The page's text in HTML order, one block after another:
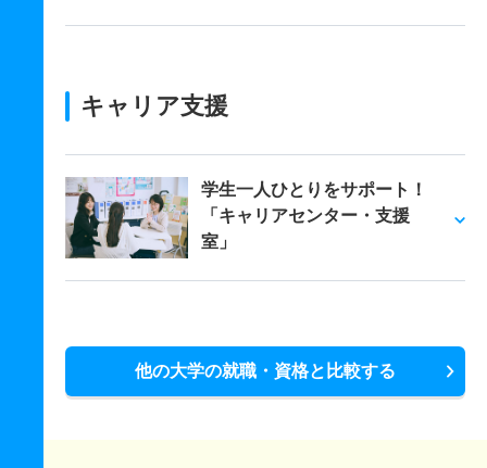
キャリア支援
学生一人ひとりをサポート！
「キャリアセンター・支援
室」
他の大学の就職・資格と比較する